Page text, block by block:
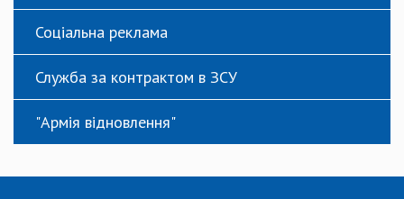
Соціальна реклама
Служба за контрактом в ЗСУ
"Армія відновлення"